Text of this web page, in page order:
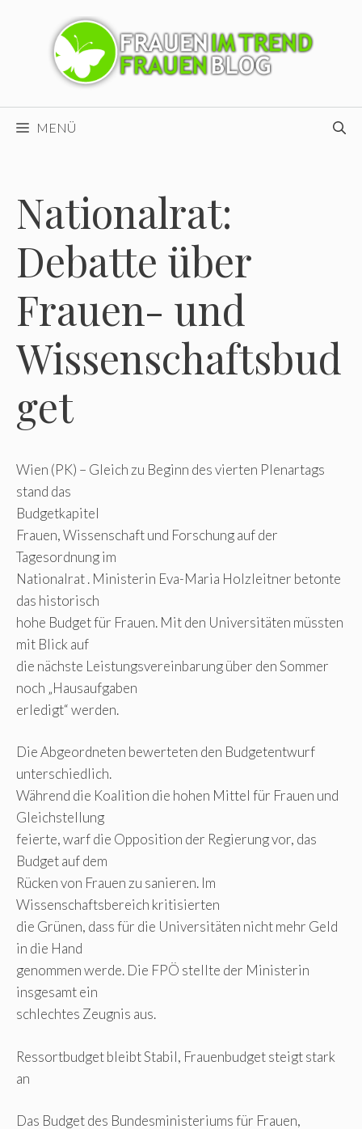
MENÜ
Nationalrat:
Debatte über
Frauen- und
Wissenschaftsbud
get
Wien (PK) – Gleich zu Beginn des vierten Plenartags
stand das
Budgetkapitel
Frauen, Wissenschaft und Forschung auf der
Tagesordnung im
Nationalrat . Ministerin Eva-Maria Holzleitner betonte
das historisch
hohe Budget für Frauen. Mit den Universitäten müssten
mit Blick auf
die nächste Leistungsvereinbarung über den Sommer
noch „Hausaufgaben
erledigt“ werden.
Die Abgeordneten bewerteten den Budgetentwurf
unterschiedlich.
Während die Koalition die hohen Mittel für Frauen und
Gleichstellung
feierte, warf die Opposition der Regierung vor, das
Budget auf dem
Rücken von Frauen zu sanieren. Im
Wissenschaftsbereich kritisierten
die Grünen, dass für die Universitäten nicht mehr Geld
in die Hand
genommen werde. Die FPÖ stellte der Ministerin
insgesamt ein
schlechtes Zeugnis aus.
Ressortbudget bleibt Stabil, Frauenbudget steigt stark
an
Das Budget des Bundesministeriums für Frauen,